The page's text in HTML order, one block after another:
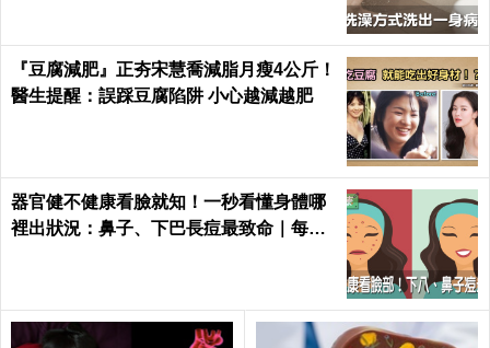
『豆腐減肥』正夯宋慧喬減脂月瘦4公斤！
醫生提醒：誤踩豆腐陷阱 小心越減越肥
器官健不健康看臉就知！一秒看懂身體哪
裡出狀況：鼻子、下巴長痘最致命｜每日